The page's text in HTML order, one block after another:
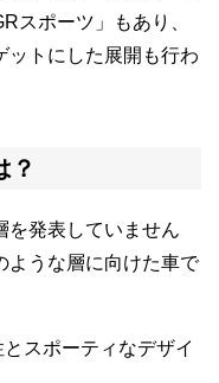
スポーツ」もあり、
ットにした展開も行わ
？
を発表していません
ような層に向けた車で
スポーティなデザイ